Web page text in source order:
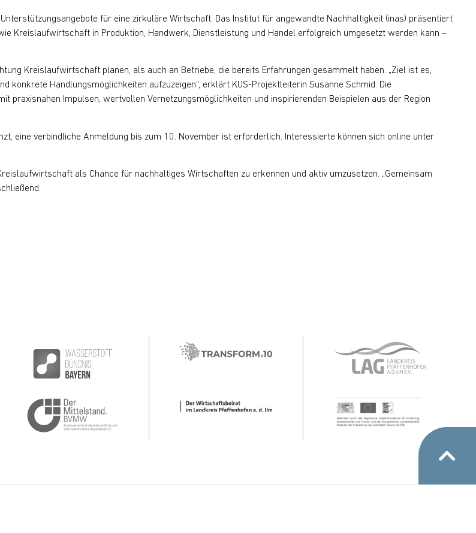
für eine zirkuläre Wirtschaft. Das Institut für angewandte Nachhaltigkeit (inas) präsentiert
Kreislaufwirtschaft in Produktion, Handwerk, Dienstleistung und Handel erfolgreich umgesetzt werden kann –
Kreislaufwirtschaft planen, als auch an Betriebe, die bereits Erfahrungen gesammelt haben. „Ziel ist es,
konkrete Handlungsmöglichkeiten aufzuzeigen“, erklärt KUS-Projektleiterin Susanne Schmid. Die
praxisnahen Impulsen, wertvollen Vernetzungsmöglichkeiten und inspirierenden Beispielen aus der Region
eine verbindliche Anmeldung bis zum 10. November ist erforderlich. Interessierte können sich online unter
als Chance für nachhaltiges Wirtschaften zu erkennen und aktiv umzusetzen. „Gemeinsam